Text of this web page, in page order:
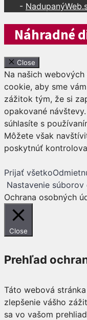
-
Náhradné
Close
Na našich
cookie, aby sme
zážitok tým, že si
opakované
súhlasíte s
Môžete však
poskytnúť
Prijať všetko
Nastavenie súborov
Ochrana osobných
Close
Prehľad
Táto webová
zlepšenie vášho
sa vo vašom